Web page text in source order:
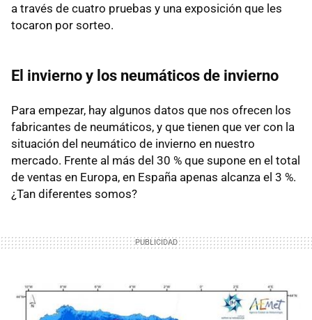
a través de cuatro pruebas y una exposición que les
tocaron por sorteo.
El invierno y los neumáticos de invierno
Para empezar, hay algunos datos que nos ofrecen los
fabricantes de neumáticos, y que tienen que ver con la
situación del neumático de invierno en nuestro
mercado. Frente al más del 30 % que supone en el total
de ventas en Europa, en España apenas alcanza el 3 %.
¿Tan diferentes somos?